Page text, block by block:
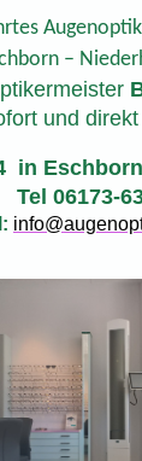
–
und
in
Tel 06173-